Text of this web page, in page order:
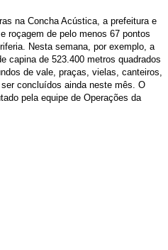
na Concha Acústica, a prefeitura e
roçagem de pelo menos 67 pontos
Nesta semana, por exemplo, a
capina de 523.400 metros quadrados
de vale, praças, vielas, canteiros,
concluídos ainda neste mês. O
pela equipe de Operações da